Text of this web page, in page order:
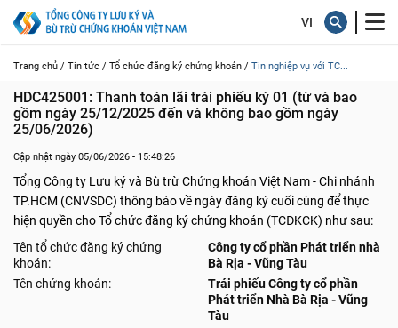
Trang chủ / Tin tức / Tổ chức đăng ký chứng khoán / Tin nghiệp vụ với TC...
HDC425001: Thanh toán lãi trái phiếu kỳ 01 (từ và bao
gồm ngày 25/12/2025 đến và không bao gồm ngày
25/06/2026)
Cập nhật ngày 05/06/2026 - 15:48:26
Tổng Công ty Lưu ký và Bù trừ Chứng khoán Việt Nam - Chi nhánh
TP.HCM (CNVSDC) thông báo về ngày đăng ký cuối cùng để thực
hiện quyền cho Tổ chức đăng ký chứng khoán (TCĐKCK) như sau:
Tên tổ chức đăng ký chứng
khoán:
Công ty cổ phần Phát triển nhà
Bà Rịa - Vũng Tàu
Tên chứng khoán:
Trái phiếu Công ty cổ phần
Phát triển Nhà Bà Rịa - Vũng
Tàu